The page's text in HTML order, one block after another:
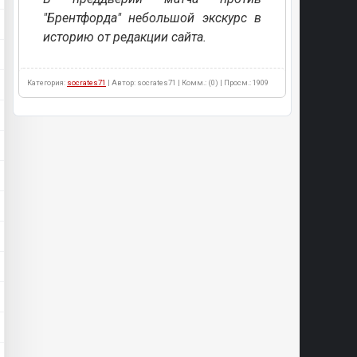
"Брентфорда" небольшой экскурс в
историю от редакции сайта.
Категория: socrates71 | Автор: socrates71 | Комм.: (0) | Просм.: 1909